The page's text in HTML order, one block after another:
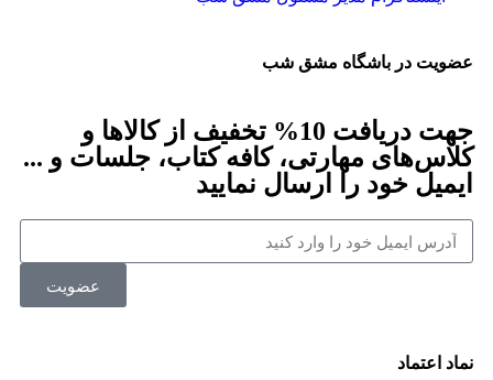
عضویت در باشگاه مشق شب
جهت دریافت 10% تخفیف از کالاها و
کلاس‌های مهارتی، کافه کتاب، جلسات و ...
ایمیل خود را ارسال نمایید
عضویت
نماد اعتماد